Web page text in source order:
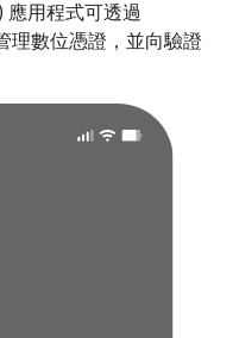
應用程式可透過
理數位憑證，並向驗證